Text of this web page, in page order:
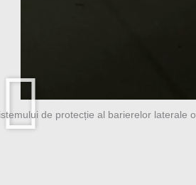
de protecție al barierelor laterale